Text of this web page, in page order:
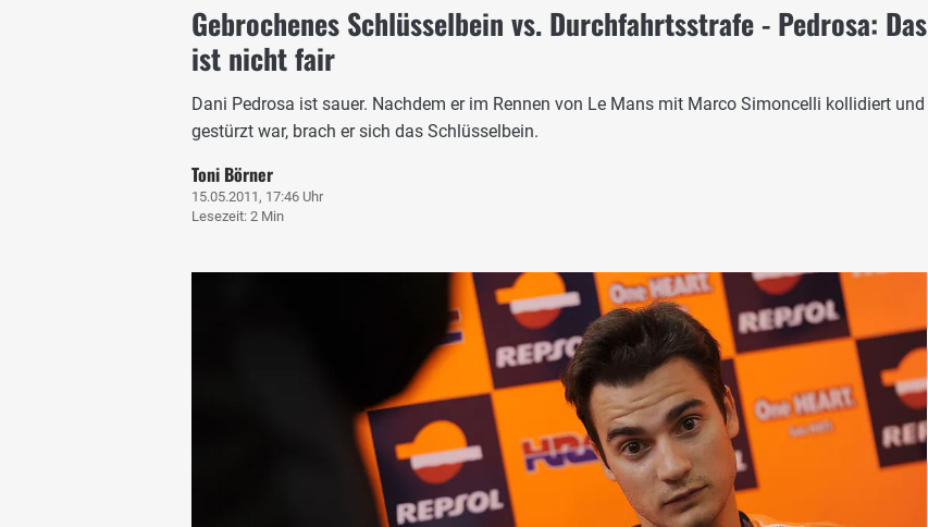
Gebrochenes Schlüsselbein vs. Durchfahrtsstrafe - Pedrosa: Das
ist nicht fair
Dani Pedrosa ist sauer. Nachdem er im Rennen von Le Mans mit Marco Simoncelli kollidiert und
gestürzt war, brach er sich das Schlüsselbein.
Toni Börner
15.05.2011, 17:46 Uhr
Lesezeit: 2 Min